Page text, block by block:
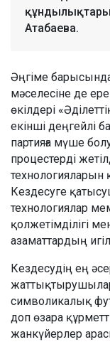
құндылықтары
Атабаева.
Әңгіме
мәселесіне де
өкілдері
екінші деңгейлі
партияға мүше
процестерді
технологияларын
Кездесуге
технологиялар
қолжетімділігі
азаматтардың
Кездесудің ең
символикалық
доп өзара
жанкүйерлер